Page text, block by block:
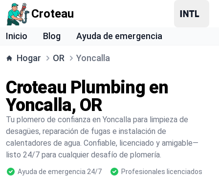
Croteau
Inicio Blog Ayuda de emergencia
Hogar OR Yoncalla
Croteau Plumbing en
Yoncalla, OR
Tu plomero de confianza en Yoncalla para limpieza de
desagües, reparación de fugas e instalación de
calentadores de agua. Confiable, licenciado y amigable—
listo 24/7 para cualquier desafío de plomería.
Ayuda de emergencia 24/7
Profesionales licenciados